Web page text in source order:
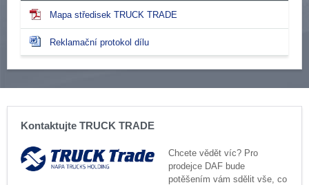
Mapa středisek TRUCK TRADE
Reklamační protokol dílu
Kontaktujte TRUCK TRADE
Chcete vědět víc? Pro
prodejce DAF bude
potěšením vám sdělit vše, co